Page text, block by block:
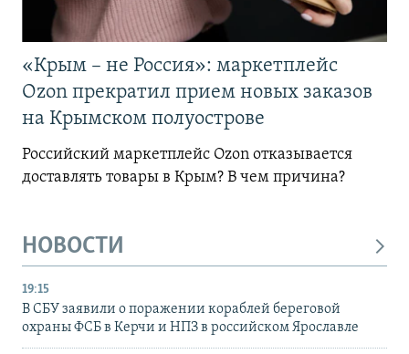
«Крым – не Россия»: маркетплейс
Ozon прекратил прием новых заказов
на Крымском полуострове
Российский маркетплейс Ozon отказывается
доставлять товары в Крым? В чем причина?
НОВОСТИ
19:15
В СБУ заявили о поражении кораблей береговой
охраны ФСБ в Керчи и НПЗ в российском Ярославле